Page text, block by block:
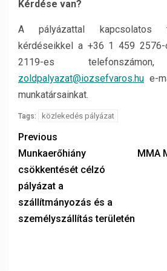
Kérdése van?
A pályázattal kapcsolatos
kérdéseikkel a +36 1 459
2119-es
zoldpalyazat@iozsefvaros.hu e-
munkatársainkat.
Tags: közlekedés pályázat
Previous
Munkaerőhiány
csökkentését célzó
pályázat a
szállítmányozás és a
személyszállítás területén
MMA